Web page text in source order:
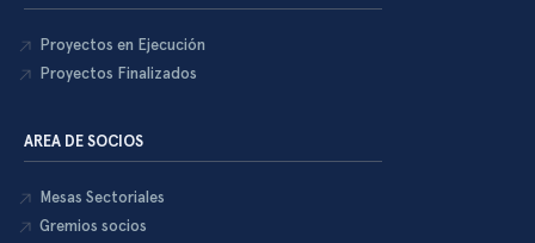
Proyectos en Ejecución
Proyectos Finalizados
AREA DE SOCIOS
Mesas Sectoriales
Gremios socios